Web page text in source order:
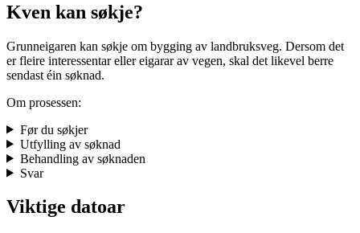
Kven kan søkje?
Grunneigaren kan søkje om bygging av landbruksveg. Dersom det
er fleire interessentar eller eigarar av vegen, skal det likevel berre
sendast éin søknad.
Om prosessen:
Før du søkjer
Utfylling av søknad
Behandling av søknaden
Svar
Viktige datoar